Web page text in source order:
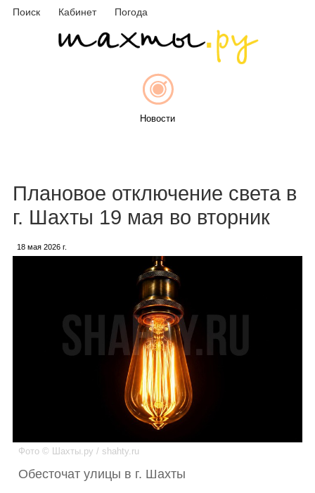
Поиск Кабинет Погода
Новости
Каталог
Инфо
Плановое отключение света в
г. Шахты 19 мая во вторник
18 мая 2026 г.
Фото © Шахты.ру / shahty.ru
Обесточат улицы в г. Шахты